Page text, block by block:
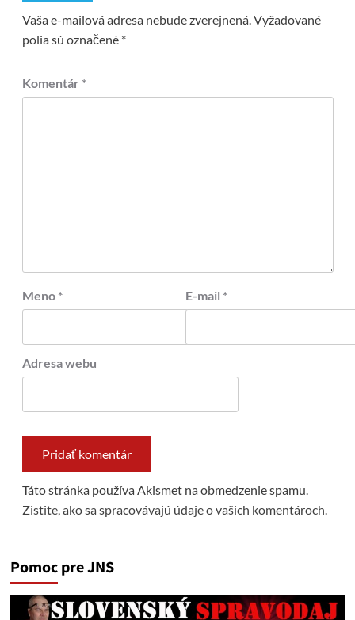
Vaša e-mailová adresa nebude zverejnená.Vyžadované
polia sú označené *
Komentár *
Meno * E-mail *
Adresa webu
Táto stránka používa Akismet na obmedzenie spamu.
Zistite, ako sa spracovávajú údaje o vašich komentároch.
Pomoc pre JNS